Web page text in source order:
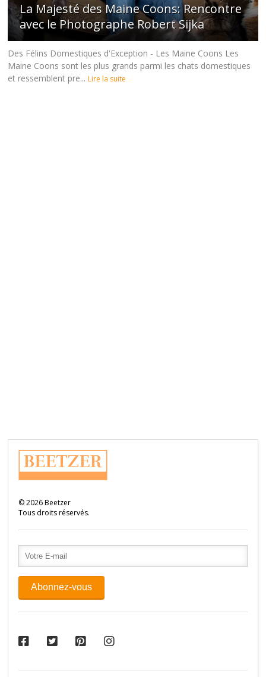
La Majesté des Maine Coons: Rencontre
avec le Photographe Robert Sijka
Des Félins Domestiques d'Exception - Les Maine Coons Les
Maine Coons sont les plus grands parmi les chats domestiques
et ressemblent pre... Lire la suite
©2026Beetzer
Tous droits réservés.